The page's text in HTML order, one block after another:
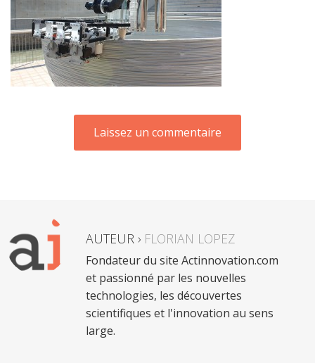
AUTEUR › FLORIAN LOPEZ
Fondateur du site Actinnovation.com
et passionné par les nouvelles
technologies, les découvertes
scientifiques et l'innovation au sens
large.